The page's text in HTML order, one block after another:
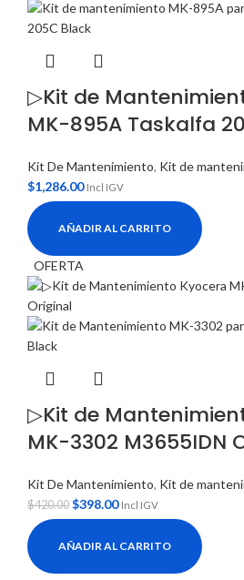
▷Kit de
MK-895A Taskalfa
Kit De Mantenimiento, Kit de
$1,286.00 Incl IGV
AÑADIR AL CARRITO
OFERTA
▷Kit de
MK-3302 M3655IDN
Kit De Mantenimiento, Kit de
$420.00 $398.00 Incl IGV
AÑADIR AL CARRITO